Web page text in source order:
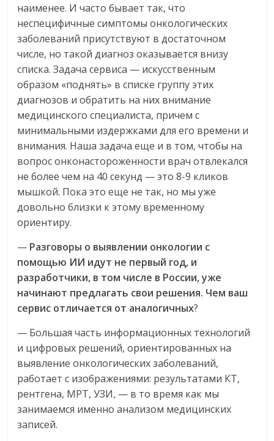
наименее. И часто бывает так, что
неспецифичные симптомы онкологических
заболеваний присутствуют в достаточном
числе, но такой диагноз оказывается внизу
списка. Задача сервиса — искусственным
образом «поднять» в списке группу этих
диагнозов и обратить на них внимание
медицинского специалиста, причем с
минимальными издержками для его времени и
внимания. Наша задача еще и в том, чтобы на
вопрос онконастороженности врач отвлекался
не более чем на 40 секунд — это 8-9 кликов
мышкой. Пока это еще не так, но мы уже
довольно близки к этому временному
ориентиру.
— Разговоры о выявлении онкологии с
помощью ИИ идут не первый год, и
разработчики, в том числе в России, уже
начинают предлагать свои решения. Чем ваш
сервис отличается от аналогичных?
— Большая часть информационных технологий
и цифровых решений, ориентированных на
выявление онкологических заболеваний,
работает с изображениями: результатами КТ,
рентгена, МРТ, УЗИ, — в то время как мы
занимаемся именно анализом медицинских
записей.